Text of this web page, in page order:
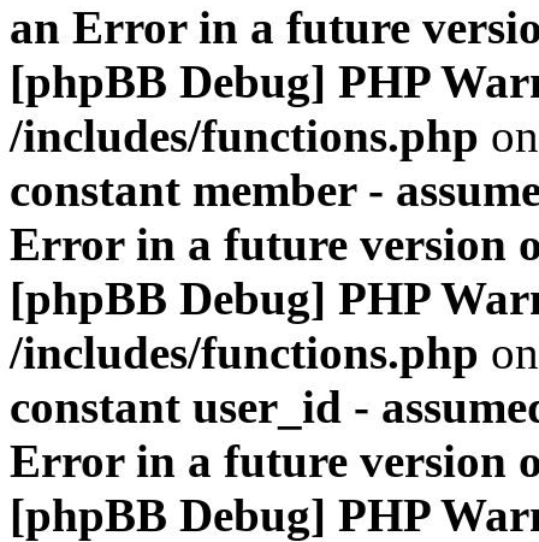
an Error in a future
[phpBB Debug] PHP
/includes/functions.php
constant member -
Error in a future version
[phpBB Debug] PHP
/includes/functions.php
constant user_id -
Error in a future version
[phpBB Debug] PHP